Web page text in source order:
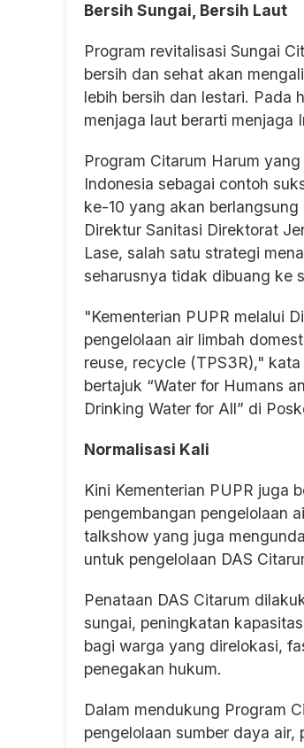
Bersih Sungai, Bersih Laut
Program revitalisasi Sungai
bersih dan sehat akan
lebih bersih dan lestari. Pada
menjaga laut berarti menjaga
Program Citarum Harum
Indonesia sebagai contoh
ke-10 yang akan
Direktur Sanitasi Direktorat
Lase, salah satu strategi
seharusnya tidak dibuang ke
"Kementerian PUPR melalui
pengelolaan air limbah
reuse, recycle (TPS3R),"
bertajuk “Water for Humans
Drinking Water for All” di
Normalisasi Kali
Kini Kementerian PUPR juga
pengembangan pengelolaan
talkshow yang juga
untuk pengelolaan DAS
Penataan DAS Citarum
sungai, peningkatan
bagi warga yang direlokasi,
penegakan hukum.
Dalam mendukung Program
pengelolaan sumber daya